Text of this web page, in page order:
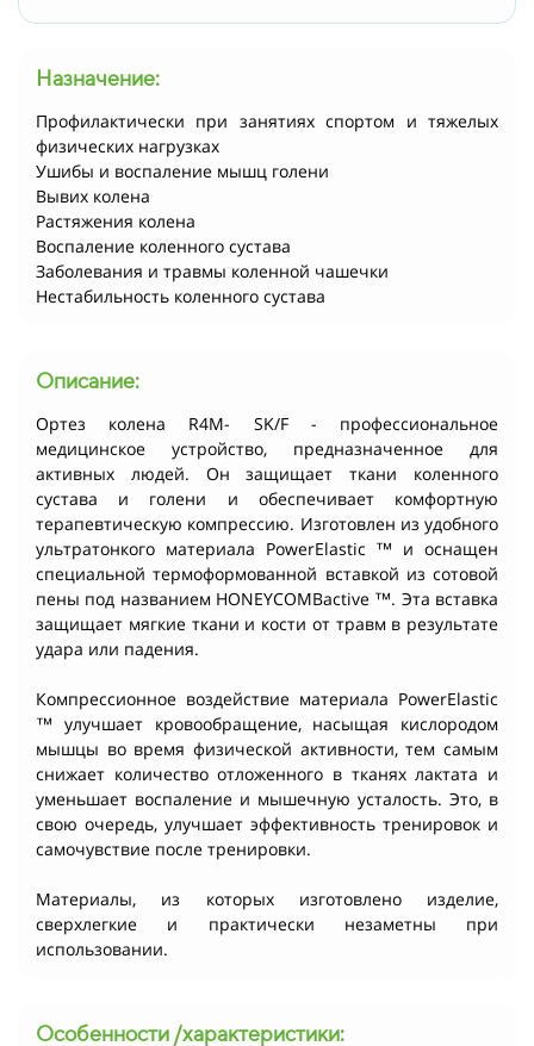
Назначение:
Профилактически при занятиях спортом и тяжелых
физических нагрузках
Ушибы и воспаление мышц голени
Вывих колена
Растяжения колена
Воспаление коленного сустава
Заболевания и травмы коленной чашечки
Нестабильность коленного сустава
Описание:
Ортез колена R4M- SK/F - профессиональное
медицинское устройство, предназначенное для
активных людей. Он защищает ткани коленного
сустава и голени и обеспечивает комфортную
терапевтическую компрессию. Изготовлен из удобного
ультратонкого материала PowerElastic ™ и оснащен
специальной термоформованной вставкой из сотовой
пены под названием HONEYCOMBactive ™. Эта вставка
защищает мягкие ткани и кости от травм в результате
удара или падения.
Компрессионное воздействие материала PowerElastic
™ улучшает кровообращение, насыщая кислородом
мышцы во время физической активности, тем самым
снижает количество отложенного в тканях лактата и
уменьшает воспаление и мышечную усталость. Это, в
свою очередь, улучшает эффективность тренировок и
самочувствие после тренировки.
Материалы, из которых изготовлено изделие,
сверхлегкие и практически незаметны при
использовании.
Особенности /характеристики: